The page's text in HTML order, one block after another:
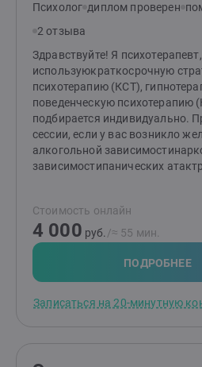
Психолог диплом проверен
2 отзыва
Здравствуйте! Я
используюкраткосрочную
психотерапию (КСТ),
поведенческую психотерапию
подбирается индивидуально.
сессии, если у вас возникло
алкогольной
зависимостипанических
собой и
самооценкиразличных страхов
состоянийсомнений в
других состоянийРазобраться
конфликтных ситуациях своей
состояние. Закончила
Стоимость онлайн
4 000 руб. /≈ 55 мин.
ПОДРОБНЕЕ
Записаться на 20-минутную